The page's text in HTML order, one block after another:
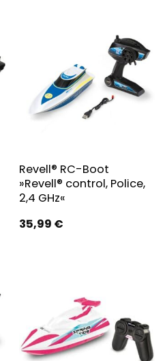
Revell® RC-Boot
»Revell® control, Police,
2,4 GHz«
35,99 €